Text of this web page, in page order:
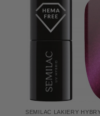
SEMILAC LAKIERY